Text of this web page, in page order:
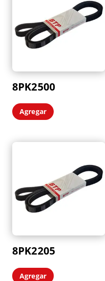
8PK2500
Agregar
8PK2205
Agregar